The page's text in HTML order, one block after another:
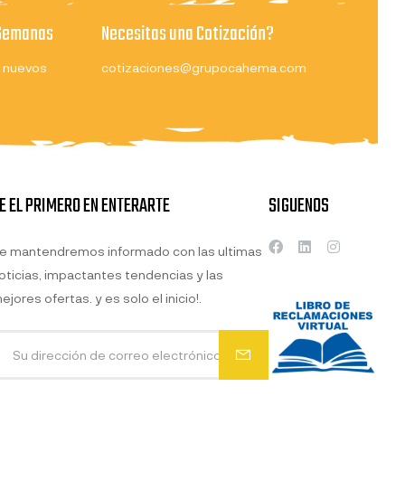
Necesitas una Cotización?
cotizaciones@grupocahema.com
EL PRIMERO EN ENTERARTE
mantendremos informado con las ultimas
impactantes tendencias y las
ofertas. y es solo el inicio!.
SIGUENOS